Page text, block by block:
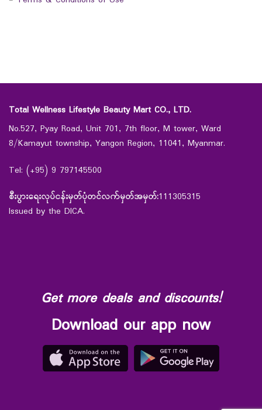
Total Wellness Lifestyle Beauty Mart CO., LTD.
No.527, Pyay Road, Unit 701, 7th floor, M tower, Ward
8/Kamayut township, Yangon Region, 11041, Myanmar.
Tel: (+95) 9 797145500
စီးပွားရေးလုပ်ငန်းမှတ်ပုံတင်လက်မှတ်အမှတ်:111305315
Issued by the DICA.
Get more deals and discounts!
Download our app now